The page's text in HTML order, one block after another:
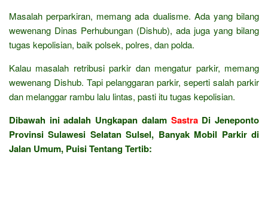
Masalah perparkiran, memang ada dualisme. Ada yang bilang
wewenang Dinas Perhubungan (Dishub), ada juga yang bilang
tugas kepolisian, baik polsek, polres, dan polda.
Kalau masalah retribusi parkir dan mengatur parkir, memang
wewenang Dishub. Tapi pelanggaran parkir, seperti salah parkir
dan melanggar rambu lalu lintas, pasti itu tugas kepolisian.
Dibawah ini adalah Ungkapan dalam SastraDi Jeneponto
Provinsi Sulawesi Selatan Sulsel, Banyak Mobil Parkir di
Jalan Umum, Puisi Tentang Tertib: